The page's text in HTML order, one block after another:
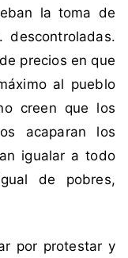
la toma de
descontroladas.
precios en que
al pueblo
creen que los
acaparan los
igualar a todo
de pobres,
por protestar y